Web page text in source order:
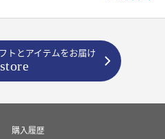
トとアイテムをお届け
購入履歴